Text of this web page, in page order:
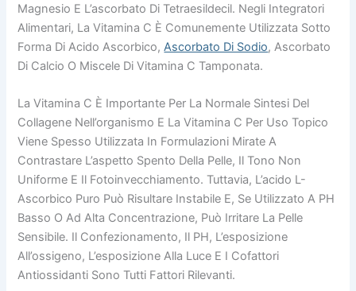
Magnesio E L’ascorbato Di Tetraesildecil. Negli Integratori
Alimentari, La Vitamina C È Comunemente Utilizzata Sotto
Forma Di Acido Ascorbico, Ascorbato Di Sodio, Ascorbato
Di Calcio O Miscele Di Vitamina C Tamponata.
La Vitamina C È Importante Per La Normale Sintesi Del
Collagene Nell’organismo E La Vitamina C Per Uso Topico
Viene Spesso Utilizzata In Formulazioni Mirate A
Contrastare L’aspetto Spento Della Pelle, Il Tono Non
Uniforme E Il Fotoinvecchiamento. Tuttavia, L’acido L-
Ascorbico Puro Può Risultare Instabile E, Se Utilizzato A PH
Basso O Ad Alta Concentrazione, Può Irritare La Pelle
Sensibile. Il Confezionamento, Il PH, L’esposizione
All’ossigeno, L’esposizione Alla Luce E I Cofattori
Antiossidanti Sono Tutti Fattori Rilevanti.